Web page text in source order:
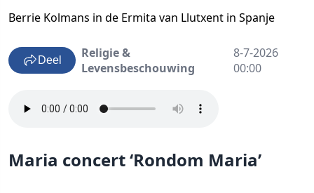
Berrie Kolmans in de Ermita van Llutxent in Spanje
Deel
Religie &
Levensbeschouwing
8-7-2026
00:00
Maria concert ‘Rondom Maria’